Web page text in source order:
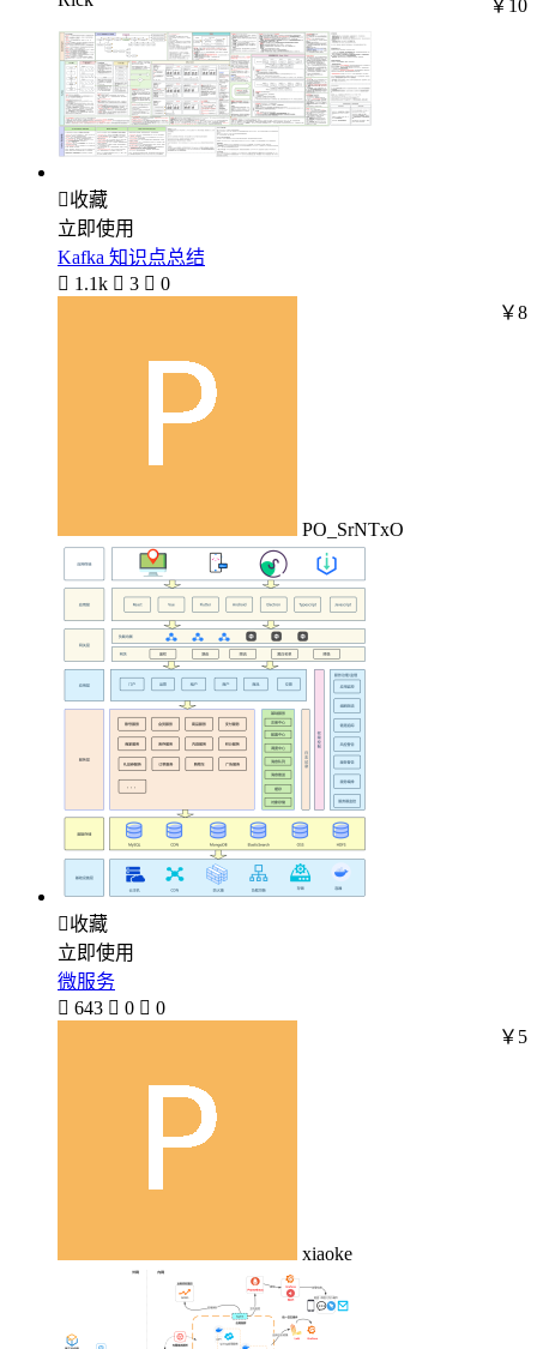
￥10
收藏
立即使用
Kafka 知识点总结
 1.1k  3  0
PO_SrNTxO
￥8
收藏
立即使用
微服务
 643  0  0
xiaoke
￥5